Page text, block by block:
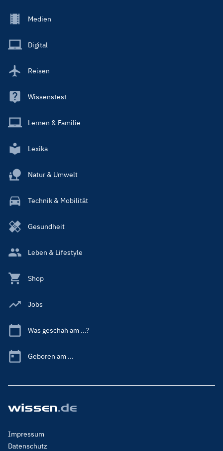
Footer
Main
Medien
Digital
Reisen
Wissenstest
Lernen & Familie
Lexika
Natur & Umwelt
Technik & Mobilität
Gesundheit
Leben & Lifestyle
Shop
Jobs
Was geschah am ...?
Geboren am ...
Footer
Menu
Impressum
Datenschutz